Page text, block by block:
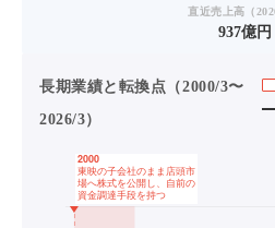
直近売上高（
937億円
長期業績と転換点（2000/3〜
2026/3）